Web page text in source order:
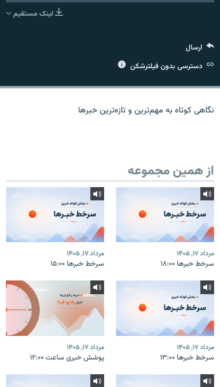
لینک مستقیم
ارسال
دسترسی بدون فیلترشکن
نگاهی کوتاه به مهم‌ترين و تازه‌ترين خبرها
از همین مجموعه
مرداد ۱۷, ۱۴۰۵
سرخط خبرها ۱۸:۰۰
مرداد ۱۷, ۱۴۰۵
سرخط خبرها ۱۵:۰۰
مرداد ۱۷, ۱۴۰۵
سرخط خبرها ۱۳:۰۰
مرداد ۱۷, ۱۴۰۵
پوشش خبری ساعت ۱۲:۰۰